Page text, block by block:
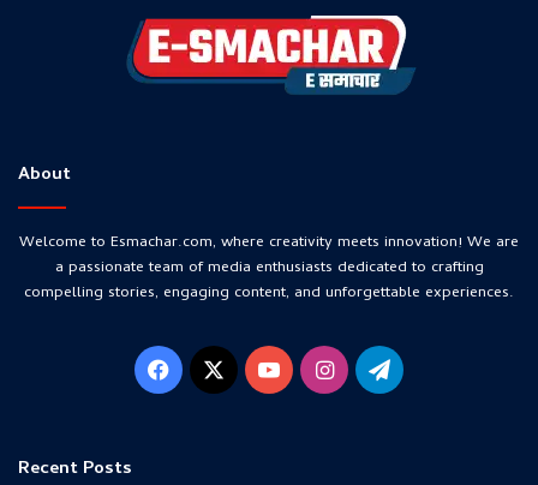
About
Welcome to Esmachar.com, where creativity meets innovation! We are
a passionate team of media enthusiasts dedicated to crafting
compelling stories, engaging content, and unforgettable experiences.
Facebook
X YouTubeInstagramTelegram
Recent Posts